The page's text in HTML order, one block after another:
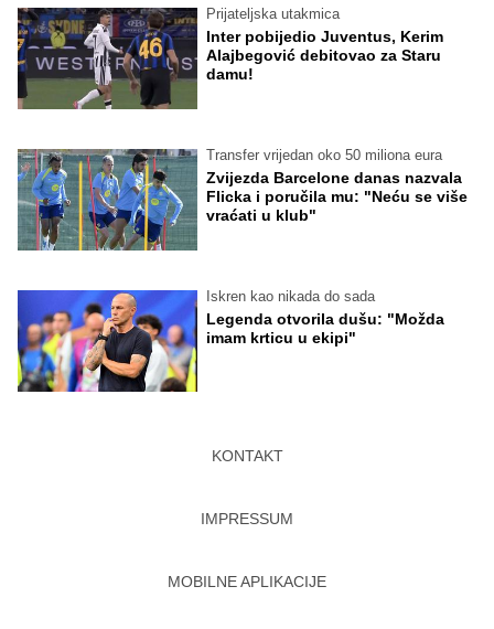
Prijateljska utakmica
Inter pobijedio Juventus, Kerim
Alajbegović debitovao za Staru
damu!
Transfer vrijedan oko 50 miliona eura
Zvijezda Barcelone danas nazvala
Flicka i poručila mu: "Neću se više
vraćati u klub"
Iskren kao nikada do sada
Legenda otvorila dušu: "Možda
imam krticu u ekipi"
KONTAKT
IMPRESSUM
MOBILNE APLIKACIJE